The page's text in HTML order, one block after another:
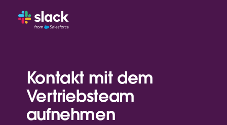
Kontakt mit dem
Vertriebsteam
aufnehmen